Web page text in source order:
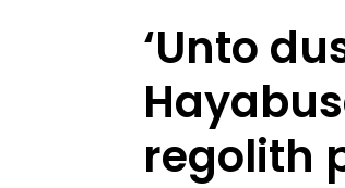
‘Unto
regolith